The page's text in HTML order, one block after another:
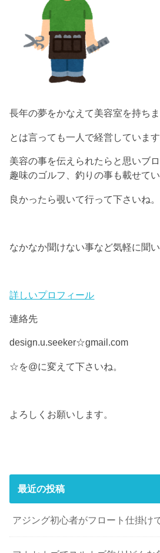
長年の夢をかなえて美容室を持ちま
とは言っても一人で経営しています
美容の事を伝えられたらと思いブ
趣味のゴルフ、釣りの事も載せてい
良かったら覗いて行って下さいね。
なかなか聞けない事など気軽に聞い
詳しいプロフィール
連絡先
design.u.seeker☆gmail.com
☆を@に変えて下さいね。
よろしくお願いします。
最近の投稿
アジング初心者がフロート仕掛け